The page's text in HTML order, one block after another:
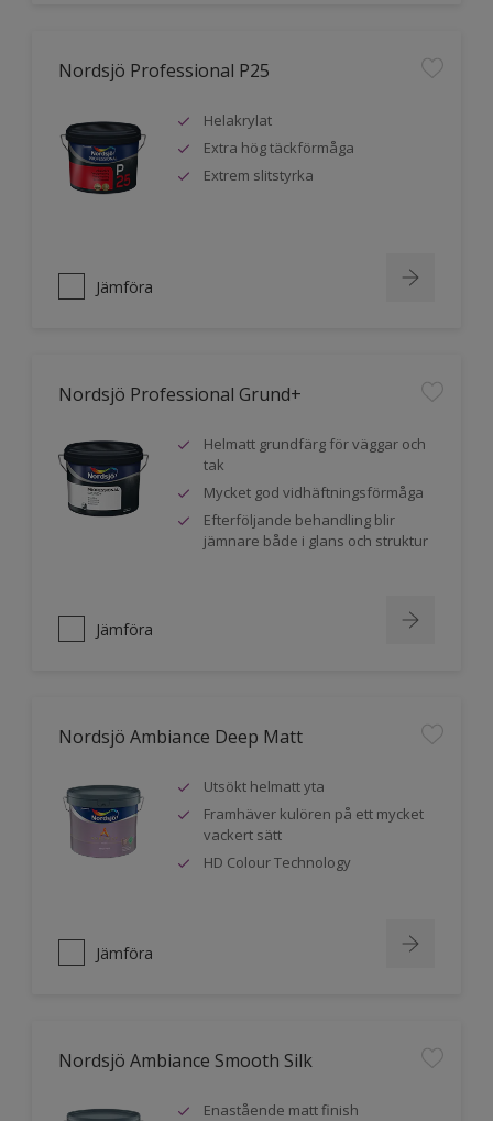
Nordsjö Professional P25
Helakrylat
Extra hög täckförmåga
Extrem slitstyrka
Jämföra
Nordsjö Professional Grund+
Helmatt grundfärg för väggar och
tak
Mycket god vidhäftningsförmåga
Efterföljande behandling blir
jämnare både i glans och struktur
Jämföra
Nordsjö Ambiance Deep Matt
Utsökt helmatt yta
Framhäver kulören på ett mycket
vackert sätt
HD Colour Technology
Jämföra
Nordsjö Ambiance Smooth Silk
Enastående matt finish